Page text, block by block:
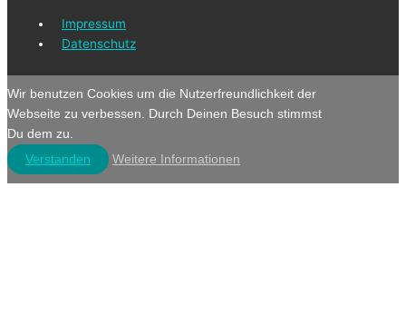
Impressum
Datenschutz
Wir benutzen Cookies um die Nutzerfreundlichkeit der
Webseite zu verbessen. Durch Deinen Besuch stimmst
Du dem zu.
Verstanden
Weitere Informationen